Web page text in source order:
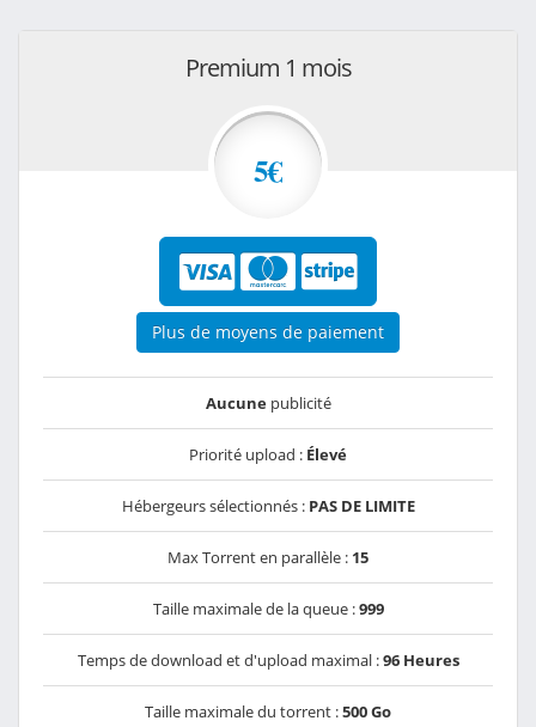
Premium 1 mois
5€
Plus de moyens de paiement
Aucunepublicité
Priorité upload : Élevé
Hébergeurs sélectionnés : PAS DE LIMITE
Max Torrent en parallèle : 15
Taille maximale de la queue :999
Temps de download et d'upload maximal :96 Heures
Taille maximale du torrent :500 Go